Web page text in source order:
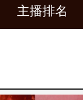
主播排名